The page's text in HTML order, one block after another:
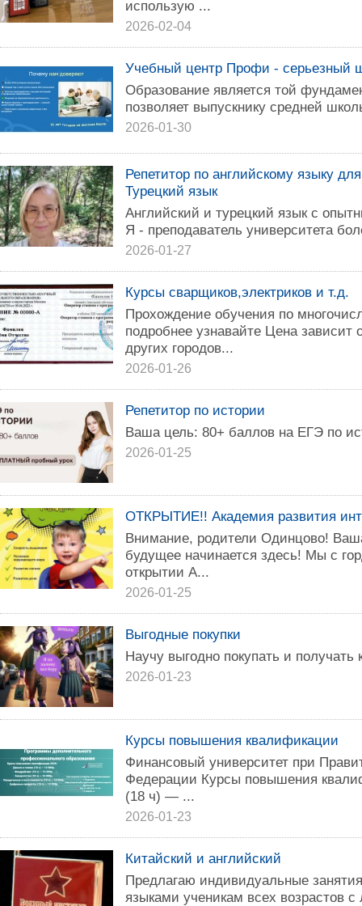
использую ...
2026-02-04
Учебный центр Профи - серьезный
Образование является той
позволяет выпускнику средней
2026-01-30
Репетитор по английскому языку
Турецкий язык
Английский и турецкий язык с
Я - преподаватель университета
2026-01-27
Курсы сварщиков,электриков и т.д.
Прохождение обучения по
подробнее узнавайте Цена
других городов...
2026-01-26
Репетитор по истории
Ваша цель: 80+ баллов на ЕГЭ по
2026-01-25
ОТКРЫТИЕ!! Академия развития
Внимание, родители Одинцово!
будущее начинается здесь! Мы с
открытии А...
2026-01-25
Выгодные покупки
Научу выгодно покупать и
2026-01-23
Курсы повышения квалификации
Финансовый университет при
Федерации Курсы повышения
(18 ч) — ...
2026-01-23
Китайский и английский
Предлагаю индивидуальные
языками ученикам всех возрастов